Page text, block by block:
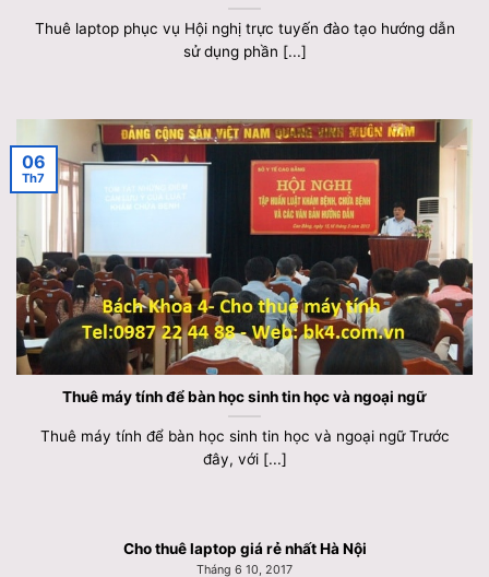
Thuê laptop phục vụ Hội nghị trực tuyến đào tạo hướng dẫn
sử dụng phần [...]
Thuê máy tính để bàn học sinh tin học và ngoại ngữ
Thuê máy tính để bàn học sinh tin học và ngoại ngữ Trước
đây, với [...]
06
Th7
Cho thuê laptop giá rẻ nhất Hà Nội
Tháng 6 10, 2017